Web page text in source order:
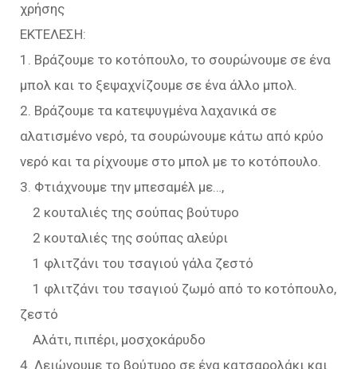
χρήσης
ΕΚΤΕΛΕΣΗ:
1. Βράζουμε το κοτόπουλο, το σουρώνουμε σε ένα
μπολ και το ξεψαχνίζουμε σε ένα άλλο μπολ.
2. Βράζουμε τα κατεψυγμένα λαχανικά σε
αλατισμένο νερό, τα σουρώνουμε κάτω από κρύο
νερό και τα ρίχνουμε στο μπολ με το κοτόπουλο.
3. Φτιάχνουμε την μπεσαμέλ με…,
2 κουταλιές της σούπας βούτυρο
2 κουταλιές της σούπας αλεύρι
1 φλιτζάνι του τσαγιού γάλα ζεστό
1 φλιτζάνι του τσαγιού ζωμό από το κοτόπουλο,
ζεστό
Αλάτι, πιπέρι, μοσχοκάρυδο
4. Λειώνουμε το βούτυρο σε ένα κατσαρολάκι και